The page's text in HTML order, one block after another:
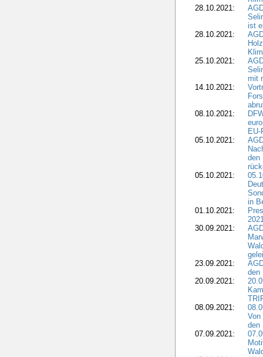
28.10.2021:
ist
28.10.2021:
25.10.2021:
mit
14.10.2021:
08.10.2021:
05.10.2021:
den
05.10.2021:
in
01.10.2021:
30.09.2021:
23.09.2021:
den
20.09.2021:
08.09.2021:
den
07.09.2021: